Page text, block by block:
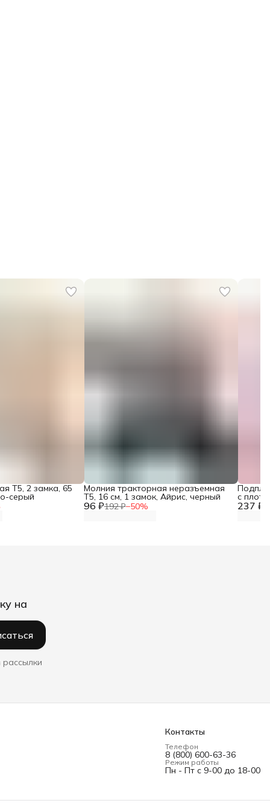
Т5, 2 замка, 65
серый
96 ₽192 ₽−50%
Молния тракторная неразъемная
Т5, 16 см, 1 замок, Айрис, черный
237 ₽
с
лентой
на
Контакты
Телефон
8 (800) 600-63-36
Режим работы
Пн - Пт с 9-00 до 18-00